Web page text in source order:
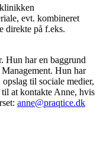
evt. kombineret
direkte på f.eks.
Hun har en baggrund
Hun har
til sociale medier,
at kontakte Anne, hvis
anne@praqtice.dk